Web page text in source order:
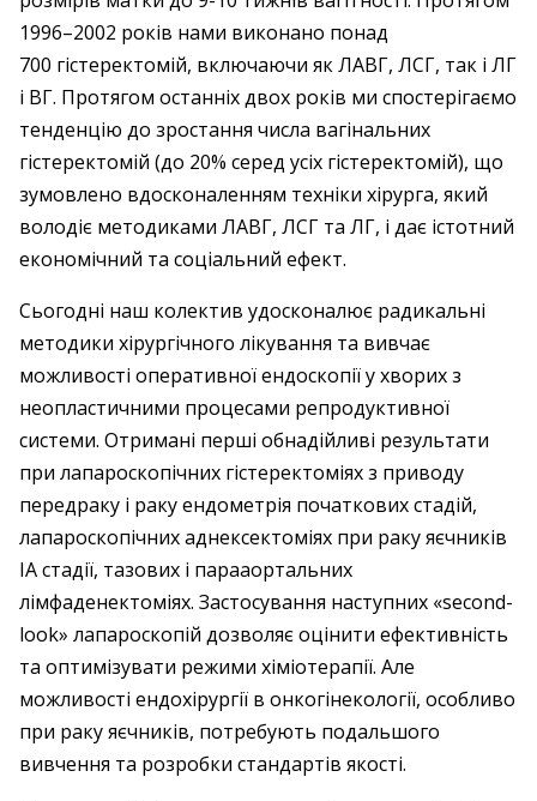
1996–2002 років нами виконано понад
700 гістеректомій, включаючи як ЛАВГ, ЛСГ, так і ЛГ
і ВГ. Протягом останніх двох років ми спостерігаємо
тенденцію до зростання числа вагінальних
гістеректомій (до 20% серед усіх гістеректомій), що
зумовлено вдосконаленням техніки хірурга, який
володіє методиками ЛАВГ, ЛСГ та ЛГ, і дає істотний
економічний та соціальний ефект.
Сьогодні наш колектив удосконалює радикальні
методики хірургічного лікування та вивчає
можливості оперативної ендоскопії у хворих з
неопластичними процесами репродуктивної
системи. Отримані перші обнадійливі результати
при лапароскопічних гістеректоміях з приводу
передраку і раку ендометрія початкових стадій,
лапароскопічних аднексектоміях при раку яєчників
ІА стадії, тазових і парааортальних
лімфаденектоміях. Застосування наступних «second-
look» лапароскопій дозволяє оцінити ефективність
та оптимізувати режими хіміотерапії. Але
можливості ендохірургії в онкогінекології, особливо
при раку яєчників, потребують подальшого
вивчення та розробки стандартів якості.